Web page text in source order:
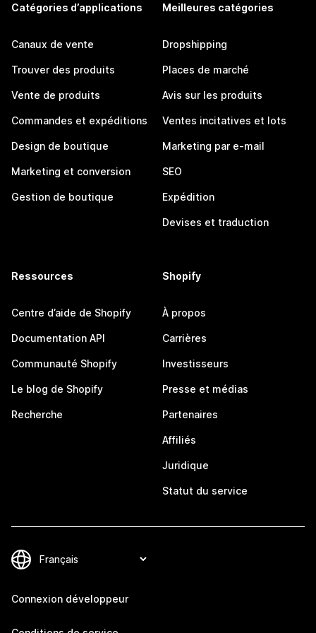
Catégories d’applications
Canaux de vente
Trouver des produits
Vente de produits
Commandes et expéditions
Design de boutique
Marketing et conversion
Gestion de boutique
Meilleures catégories
Dropshipping
Places de marché
Avis sur les produits
Ventes incitatives et lots
Marketing par e-mail
SEO
Expédition
Devises et traduction
Ressources
Centre d’aide de Shopify
Documentation API
Communauté Shopify
Le blog de Shopify
Recherche
Shopify
À propos
Carrières
Investisseurs
Presse et médias
Partenaires
Affiliés
Juridique
Statut du service
Connexion développeur